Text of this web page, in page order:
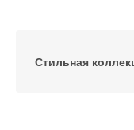
Стильная